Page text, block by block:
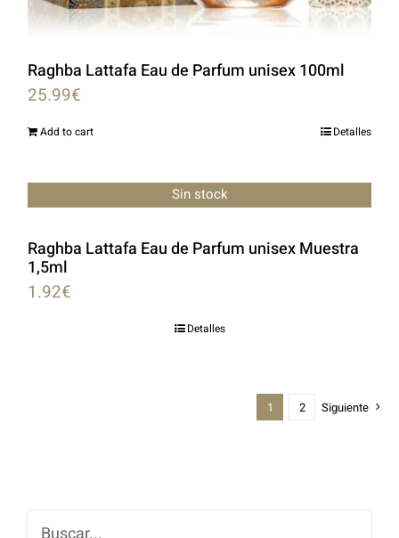
Raghba Lattafa Eau de Parfum unisex 100ml
25.99€
Add to cart Detalles
Sin stock
Raghba Lattafa Eau de Parfum unisex Muestra
1,5ml
1.92€
Detalles
1 2 Siguiente
Buscar